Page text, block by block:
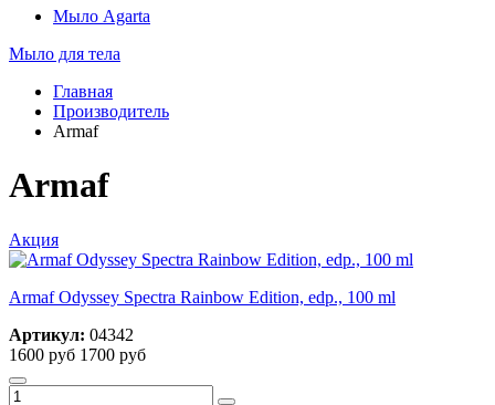
Мыло Agarta
Мыло для тела
Главная
Производитель
Armaf
Armaf
Акция
Armaf Odyssey Spectra Rainbow Edition, edp., 100 ml
Артикул: 04342
1600 руб 1700 руб